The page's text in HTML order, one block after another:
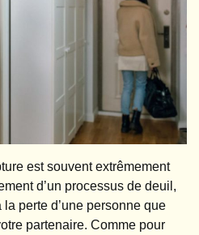
est souvent extrêmement
d’un processus de deuil,
perte d’une personne que
partenaire. Comme pour